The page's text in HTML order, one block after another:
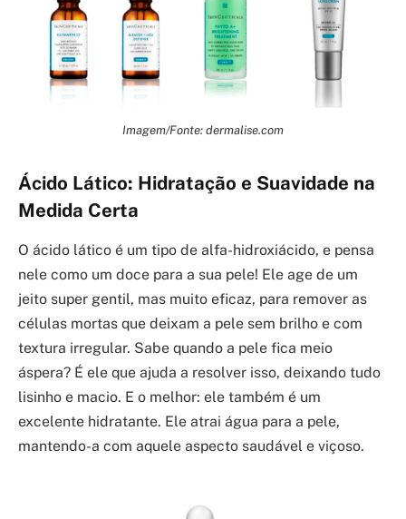
Imagem/Fonte: dermalise.com
Ácido Lático: Hidratação e Suavidade na
Medida Certa
O ácido lático é um tipo de alfa-hidroxiácido, e pensa
nele como um doce para a sua pele! Ele age de um
jeito super gentil, mas muito eficaz, para remover as
células mortas que deixam a pele sem brilho e com
textura irregular. Sabe quando a pele fica meio
áspera? É ele que ajuda a resolver isso, deixando tudo
lisinho e macio. E o melhor: ele também é um
excelente hidratante. Ele atrai água para a pele,
mantendo-a com aquele aspecto saudável e viçoso.